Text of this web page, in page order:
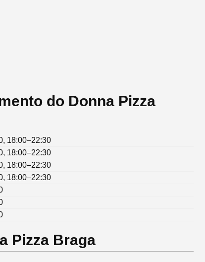
do Donna Pizza
18:00–22:30
18:00–22:30
18:00–22:30
18:00–22:30
Pizza Braga